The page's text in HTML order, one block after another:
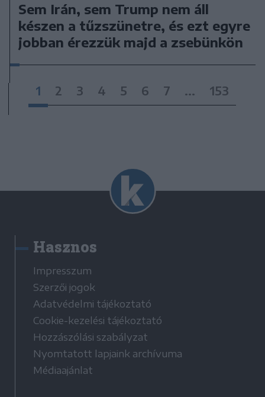
Sem Irán, sem Trump nem áll
készen a tűzszünetre, és ezt egyre
jobban érezzük majd a zsebünkön
1 2 3 4 5 6 7 ... 153
Hasznos
Impresszum
Szerzői jogok
Adatvédelmi tájékoztató
Cookie-kezelési tájékoztató
Hozzászólási szabályzat
Nyomtatott lapjaink archívuma
Médiaajánlat